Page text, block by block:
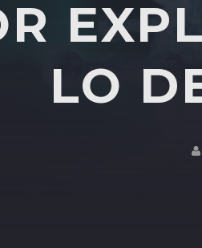
Twitter
GIL
LO